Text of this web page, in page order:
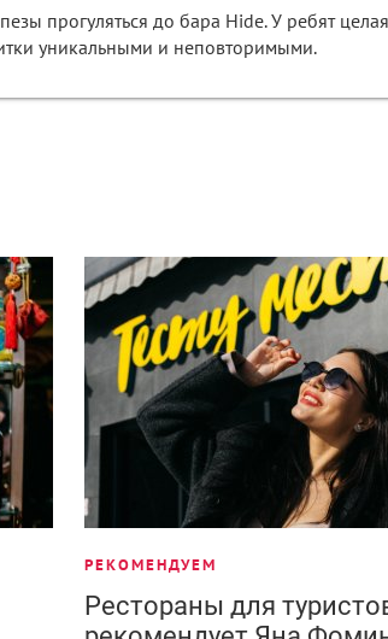
прогуляться до бара Hide. У ребят
уникальными и неповторимыми.
РЕКОМЕНДУЕМ
Рестораны для